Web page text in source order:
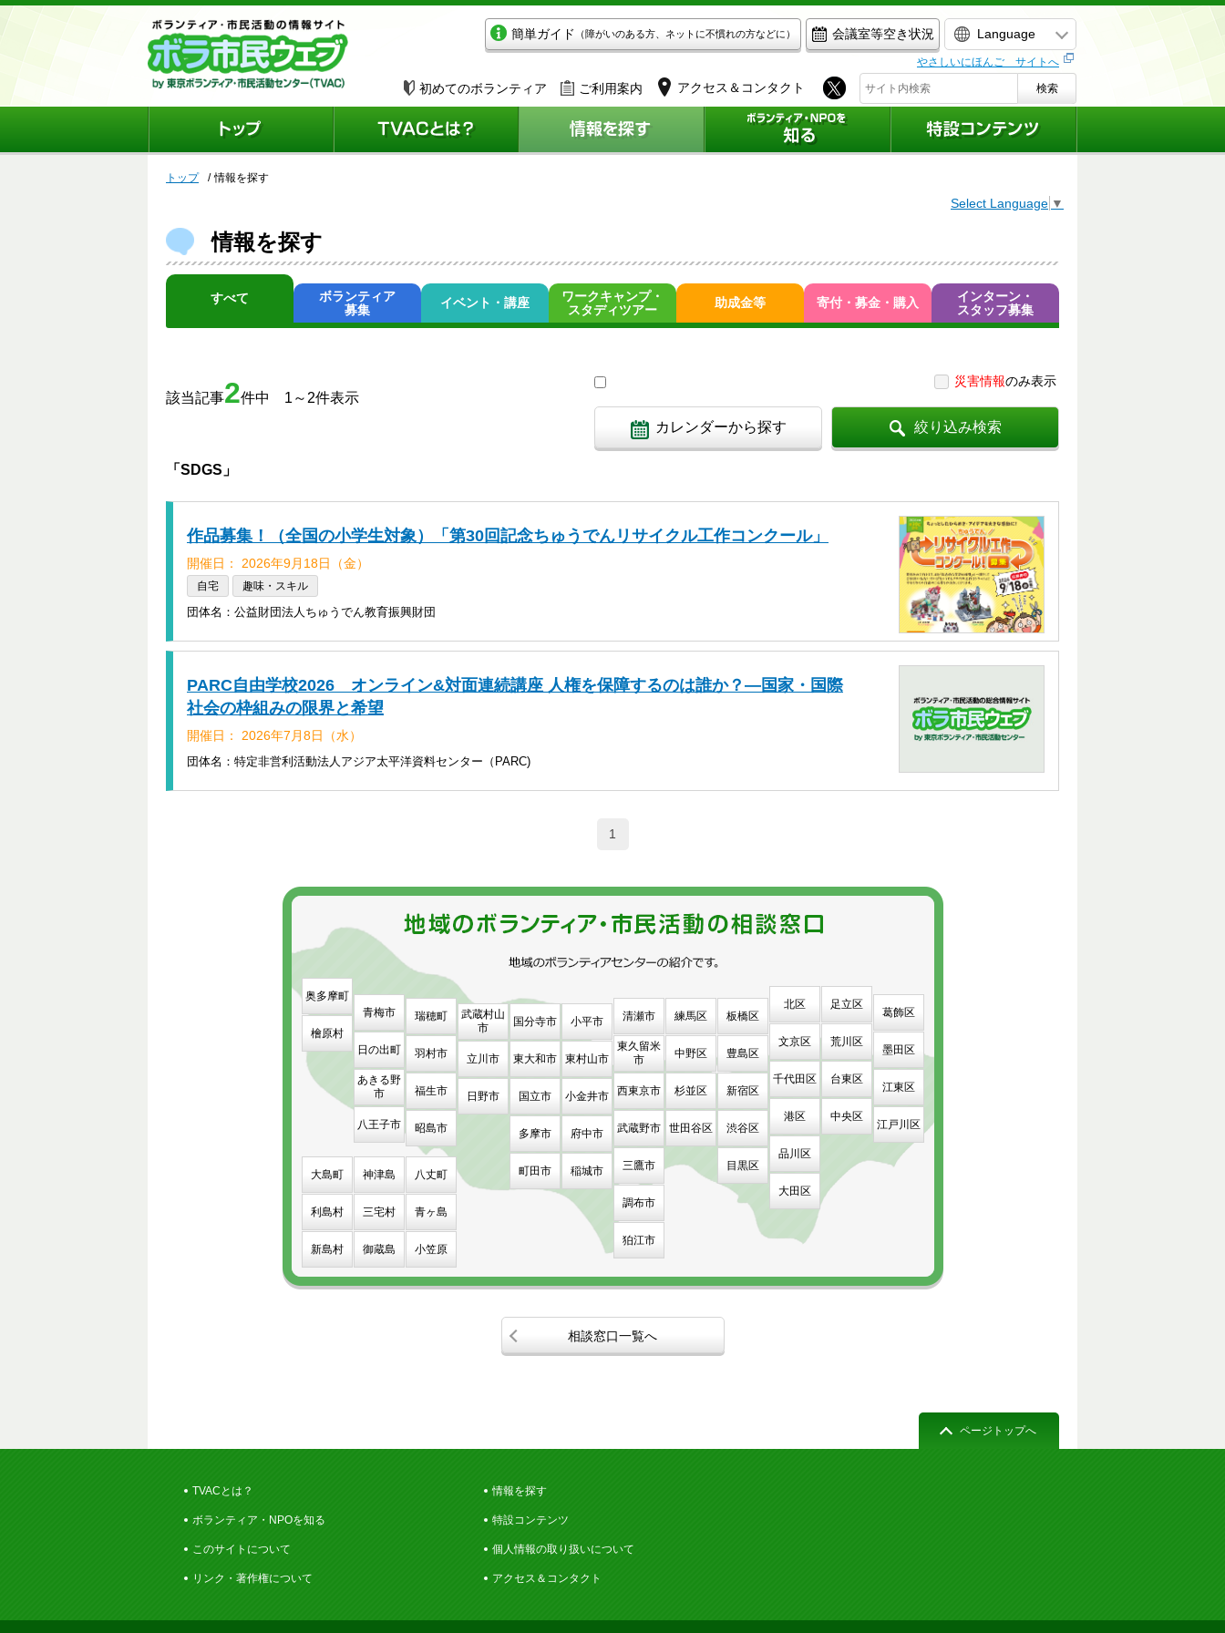
簡単ガイド （障がいのある方、ネットに不慣れの方などに） 会議室等空き状況 Language
やさしいにほんご サイトへ
初めてのボランティア ご利用案内 アクセス＆コンタクト 検索
トップ 情報を探す
Select Language ▼
情報を探す
すべて
ボランティア
募集
イベント・講座
ワークキャンプ・
スタディツアー
助成金等 寄付・募金・購入
インターン・
スタッフ募集
該当記事2件中 1～2件表示
災害情報のみ表示
カレンダーから探す 絞り込み検索
「SDGS」
作品募集！（全国の小学生対象）「第30回記念ちゅうでんリサイクル工作コンクール」
開催日： 2026年9月18日（金）
自宅 趣味・スキル
団体名：公益財団法人ちゅうでん教育振興財団
PARC自由学校2026 オンライン&対面連続講座 人権を保障するのは誰か？—国家・国際
社会の枠組みの限界と希望
開催日： 2026年7月8日（水）
団体名：特定非営利活動法人アジア太平洋資料センター（PARC)
1
千代田区
中央区
港区
新宿区
文京区
台東区
墨田区
江東区
品川区
目黒区
大田区
世田谷区 渋谷区
中野区
杉並区
豊島区
北区
荒川区
板橋区
練馬区
足立区
葛飾区
江戸川区
八王子市
立川市
武蔵野市
三鷹市
青梅市
府中市
昭島市
調布市
町田市
小金井市
小平市
日野市
東村山市
国分寺市
国立市 西東京市
福生市
狛江市
東大和市
清瀬市
東久留米
市
武蔵村山
市
多摩市
稲城市
羽村市
あきる野
市
瑞穂町
日の出町
檜原村
奥多摩町
大島町
三宅村
御蔵島
八丈町
青ヶ島
小笠原
新島村
神津島
利島村
相談窓口一覧へ
TVACとは？ 情報を探す
ボランティア・NPOを知る 特設コンテンツ
このサイトについて 個人情報の取り扱いについて
リンク・著作権について アクセス＆コンタクト
ページトップへ